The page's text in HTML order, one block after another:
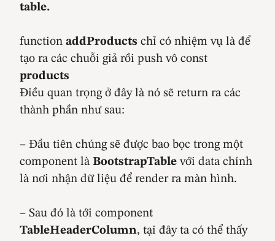
table.
function addProducts chỉ có nhiệm vụ là để
tạo ra các chuỗi giả rồi push vô const
products
Điều quan trọng ở đây là nó sẽ return ra các
thành phần như sau:
– Đầu tiên chúng sẽ được bao bọc trong một
component là BootstrapTable với data chính
là nơi nhận dữ liệu để render ra màn hình.
– Sau đó là tới component
TableHeaderColumn, tại đây ta có thể thấy